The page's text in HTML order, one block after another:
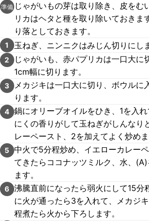
準備 じゃがいもの芽は取り除き、皮をむ
リカはヘタと種を取り除いておきま
り落としておきます。
1 玉ねぎ、ニンニクはみじん切りにし
2
じゃがいも、赤パプリカは一口大に
1cm幅に切ります。
3
メカジキは一口大に切り、ボウルに
ります。
4 鍋にオリーブオイルをひき、1を入
にくの香りがして玉ねぎがしんなり
レーペースト、2を加えてよく炒めま
5 中火で5分程炒め、イエローカレー
てきたらココナッツミルク、水、
ます。
6 沸騰直前になったら弱火にして15分
に火が通ったら3を入れて、メカジ
程煮たら火から下ろします。